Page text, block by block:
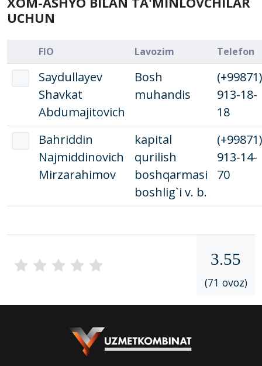
UCHUN
FIO Lavozim Telefon
Saydullayеv
Shavkat
Abdumajitovich
Bosh
muhandis
(+99871)
913-18-
18
Bahriddin
Najmiddinovich
Mirzarahimov
kapital
qurilish
boshqarmasi
boshlig`i v. b.
(+99871)
913-14-
70
3.55
(71 ovoz)